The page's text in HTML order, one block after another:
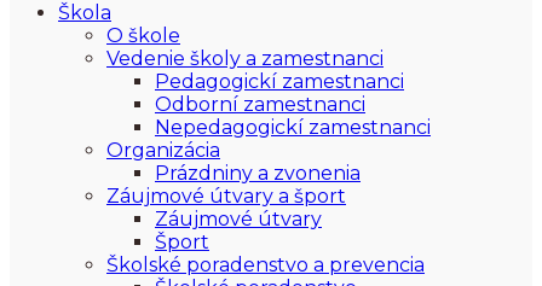
Škola
O škole
Vedenie školy a zamestnanci
Pedagogickí zamestnanci
Odborní zamestnanci
Nepedagogickí zamestnanci
Organizácia
Prázdniny a zvonenia
Záujmové útvary a šport
Záujmové útvary
Šport
Školské poradenstvo a prevencia